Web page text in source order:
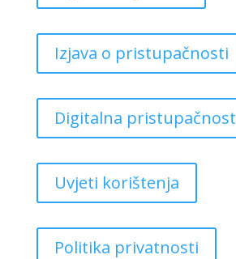
Izjava o pristupačnosti
Digitalna pristupačnost
Uvjeti korištenja
Politika privatnosti